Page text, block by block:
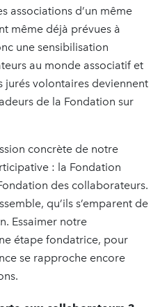
associations d’un même
même déjà prévues à
une sensibilisation
au monde associatif et
jurés volontaires deviennent
de la Fondation sur
concrète de notre
: la Fondation
des collaborateurs.
qu’ils s’emparent de
Essaimer notre
étape fondatrice, pour
se rapproche encore